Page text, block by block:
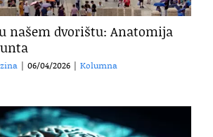
našem dvorištu: Anatomija
| 06/04/2026 | Kolumna